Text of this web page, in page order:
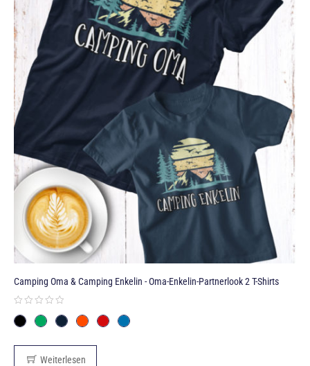
Camping Oma & Camping Enkelin - Oma-Enkelin-Partnerlook 2 T-Shirts
Weiterlesen